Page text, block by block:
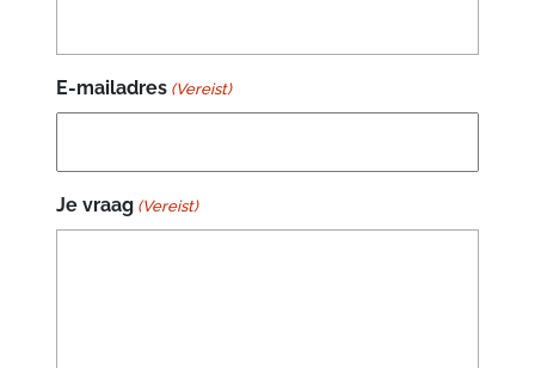
E-mailadres (Vereist)
Je vraag (Vereist)